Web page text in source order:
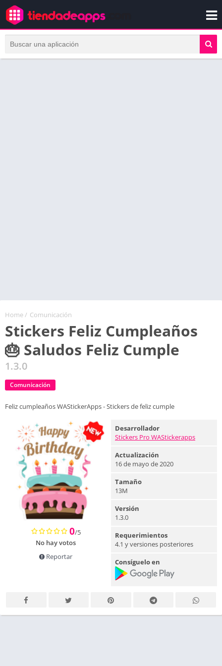
Home/ Comunicación
Stickers Feliz Cumpleaños
🎂 Saludos Feliz Cumple
1.3.0
Comunicación
Feliz cumpleaños WAStickerApps - Stickers de feliz cumple
0/5
No hay votos
Reportar
Desarrollador
Stickers Pro WAStickerapps
Actualización
16 de mayo de 2020
Tamaño
13M
Versión
1.3.0
Requerimientos
4.1 y versiones posteriores
Consíguelo en